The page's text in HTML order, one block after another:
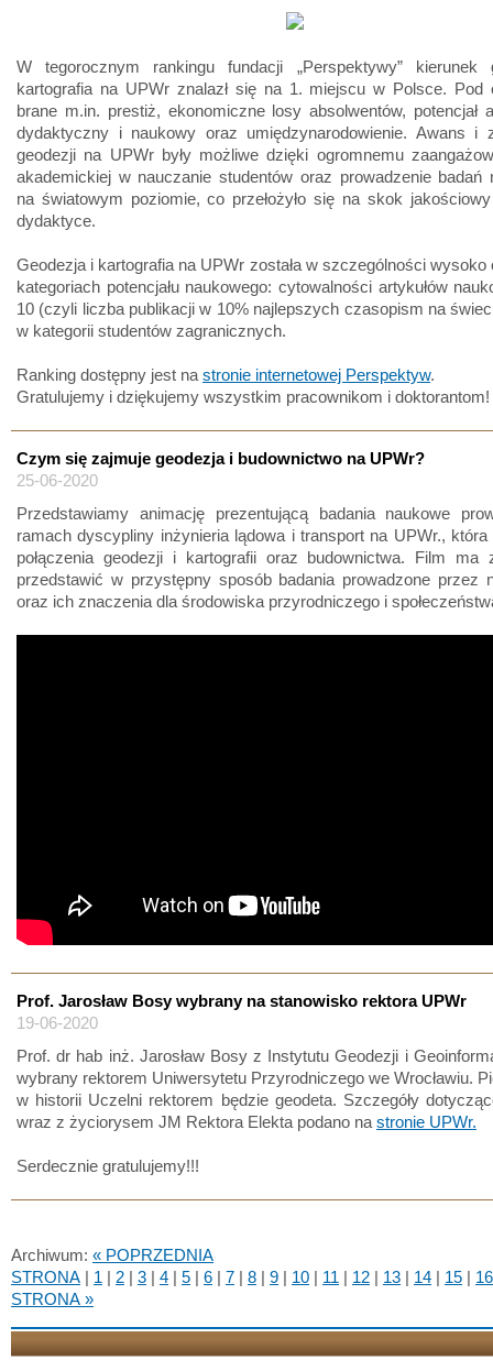
W tegorocznym rankingu fundacji „Perspektywy” kierunek
kartografia na UPWr znalazł się na 1. miejscu w Polsce. Pod
brane m.in. prestiż, ekonomiczne losy absolwentów, potencjał
dydaktyczny i naukowy oraz umiędzynarodowienie. Awans i
geodezji na UPWr były możliwe dzięki ogromnemu
akademickiej w nauczanie studentów oraz prowadzenie badań
na światowym poziomie, co przełożyło się na skok
dydaktyce.
Geodezja i kartografia na UPWr została w szczególności wysoko
kategoriach potencjału naukowego: cytowalności artykułów
10 (czyli liczba publikacji w 10% najlepszych czasopism na
w kategorii studentów zagranicznych.
Ranking dostępny jest na stronie internetowej Perspektyw.
Gratulujemy i dziękujemy wszystkim pracownikom i doktorantom!
Czym się zajmuje geodezja i budownictwo na UPWr?
25-06-2020
Przedstawiamy animację prezentującą badania naukowe
ramach dyscypliny inżynieria lądowa i transport na UPWr., która
połączenia geodezji i kartografii oraz budownictwa. Film ma
przedstawić w przystępny sposób badania prowadzone przez
oraz ich znaczenia dla środowiska przyrodniczego i
Prof. Jarosław Bosy wybrany na stanowisko rektora UPWr
19-06-2020
Prof. dr hab inż. Jarosław Bosy z Instytutu Geodezji i
wybrany rektorem Uniwersytetu Przyrodniczego we Wrocławiu.
w historii Uczelni rektorem będzie geodeta. Szczegóły
wraz z życiorysem JM Rektora Elekta podano na stronie UPWr.
Serdecznie gratulujemy!!!
Archiwum: « POPRZEDNIA
STRONA | 1 | 2 | 3 | 4 | 5 | 6 | 7 | 8 | 9 | 10 | 11 | 12 | 13 | 14 | 15 | 16
STRONA »